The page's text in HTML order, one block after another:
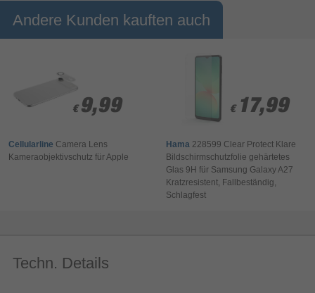
Andere Kunden kauften auch
€ 9,99
€ 9,99
Cellularline Camera Lens
Kameraobjektivschutz für Apple
€ 17,99
€ 17,99
Hama 228599 Clear Protect Klare
Bildschirmschutzfolie gehärtetes
Glas 9H für Samsung Galaxy A27
Kratzresistent, Fallbeständig,
Schlagfest
Techn. Details